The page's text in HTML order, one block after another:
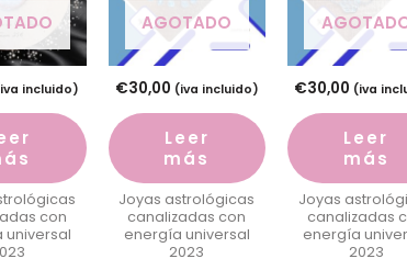
incluido)
con
universal
AGOTADO
€30,00 (iva incluido)
Leer
más
Joyas astrológicas
canalizadas con
energía universal
2023
€30,00 (iva
Leer
más
Joyas
canalizadas
energía
2023